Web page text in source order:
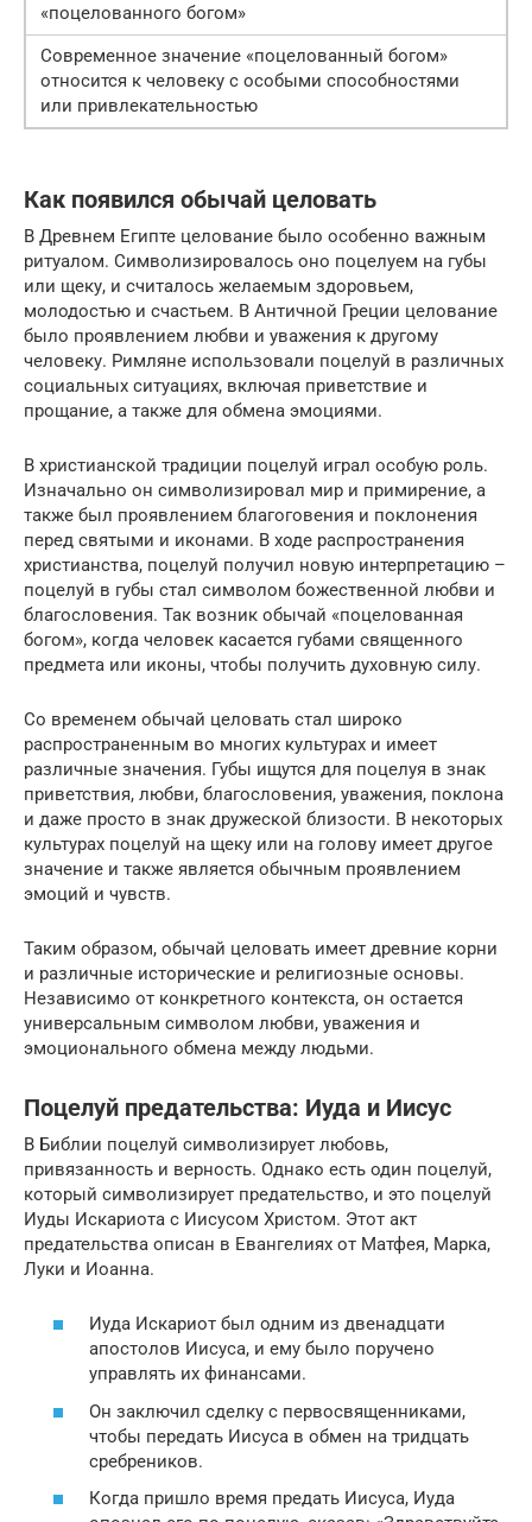
«поцелованного богом»
Современное значение «поцелованный богом»
относится к человеку с особыми способностями
или привлекательностью
Как появился обычай целовать
В Древнем Египте целование было особенно важным
ритуалом. Символизировалось оно поцелуем на губы
или щеку, и считалось желаемым здоровьем,
молодостью и счастьем. В Античной Греции целование
было проявлением любви и уважения к другому
человеку. Римляне использовали поцелуй в различных
социальных ситуациях, включая приветствие и
прощание, а также для обмена эмоциями.
В христианской традиции поцелуй играл особую роль.
Изначально он символизировал мир и примирение, а
также был проявлением благоговения и поклонения
перед святыми и иконами. В ходе распространения
христианства, поцелуй получил новую интерпретацию –
поцелуй в губы стал символом божественной любви и
благословения. Так возник обычай «поцелованная
богом», когда человек касается губами священного
предмета или иконы, чтобы получить духовную силу.
Со временем обычай целовать стал широко
распространенным во многих культурах и имеет
различные значения. Губы ищутся для поцелуя в знак
приветствия, любви, благословения, уважения, поклона
и даже просто в знак дружеской близости. В некоторых
культурах поцелуй на щеку или на голову имеет другое
значение и также является обычным проявлением
эмоций и чувств.
Таким образом, обычай целовать имеет древние корни
и различные исторические и религиозные основы.
Независимо от конкретного контекста, он остается
универсальным символом любви, уважения и
эмоционального обмена между людьми.
Поцелуй предательства: Иуда и Иисус
В Библии поцелуй символизирует любовь,
привязанность и верность. Однако есть один поцелуй,
который символизирует предательство, и это поцелуй
Иуды Искариота с Иисусом Христом. Этот акт
предательства описан в Евангелиях от Матфея, Марка,
Луки и Иоанна.
Иуда Искариот был одним из двенадцати
апостолов Иисуса, и ему было поручено
управлять их финансами.
Он заключил сделку с первосвященниками,
чтобы передать Иисуса в обмен на тридцать
сребреников.
Когда пришло время предать Иисуса, Иуда